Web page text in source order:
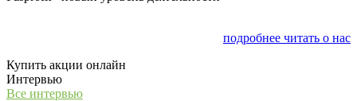
подробнее читать о нас
Купить акции онлайн
Интервью
Все интервью